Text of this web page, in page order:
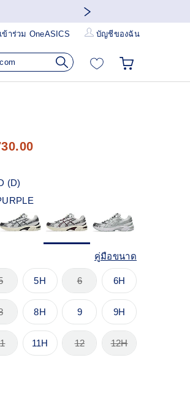
เข้าร่วม OneASICS บัญชีของฉัน
(D)
คู่มือขนาด
5H 6 6H
8H 9 9H
11H 12 12H